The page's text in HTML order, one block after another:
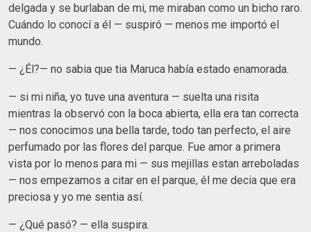
delgada y se burlaban de mi, me miraban como un bicho raro.
Cuándo lo conocí a él — suspiró — menos me importó el
mundo.
— ¿Él?— no sabia que tia Maruca había estado enamorada.
— si mi niña, yo tuve una aventura — suelta una risita
mientras la observó con la boca abierta, ella era tan correcta
— nos conocimos una bella tarde, todo tan perfecto, el aire
perfumado por las flores del parque. Fue amor a primera
vista por lo menos para mi — sus mejillas estan arreboladas
— nos empezamos a citar en el parque, él me decia que era
preciosa y yo me sentia así.
— ¿Qué pasó? — ella suspira.